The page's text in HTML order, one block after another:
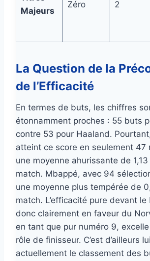
Majeurs
Zéro 2
La Question de la
de l’Efficacité
En termes de buts, les chiffres
étonnamment proches : 55 buts
contre 53 pour Haaland.
atteint ce score en seulement 47
une moyenne ahurissante de
match. Mbappé, avec 94
une moyenne plus tempérée de
match. L’efficacité pure devant
donc clairement en faveur du
en tant que pur numéro 9,
rôle de finisseur. C’est d’ailleurs
actuellement le classement des